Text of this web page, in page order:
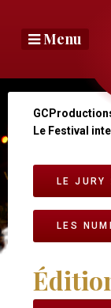
contenuMenu
Vous
ici
Le Festival
Niv2
LE JURY
LES